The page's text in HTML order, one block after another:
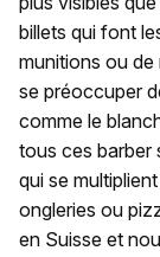
billets qui font
munitions ou de
se préoccuper
comme le
tous ces barber
qui se
ongleries ou
en Suisse et